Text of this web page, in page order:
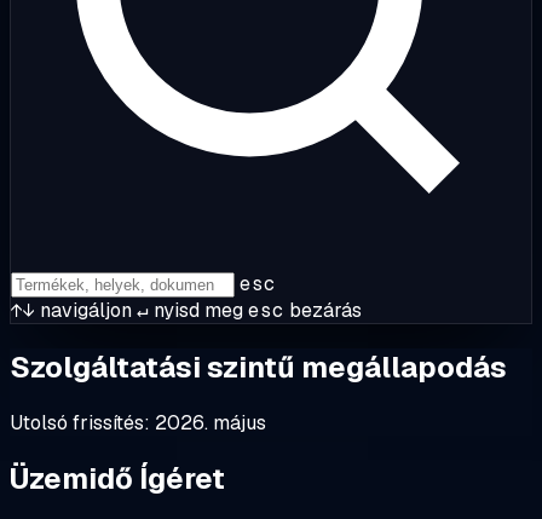
esc
↑↓ navigáljon↵ nyisd megesc bezárás
Szolgáltatási szintű megállapodás
Utolsó frissítés: 2026. május
Üzemidő Ígéret